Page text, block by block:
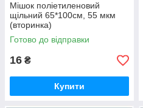
Мішок поліетиленовий
щільний 65*100см, 55 мкм
(вторинка)
Готово до відправки
16 ₴
Купити